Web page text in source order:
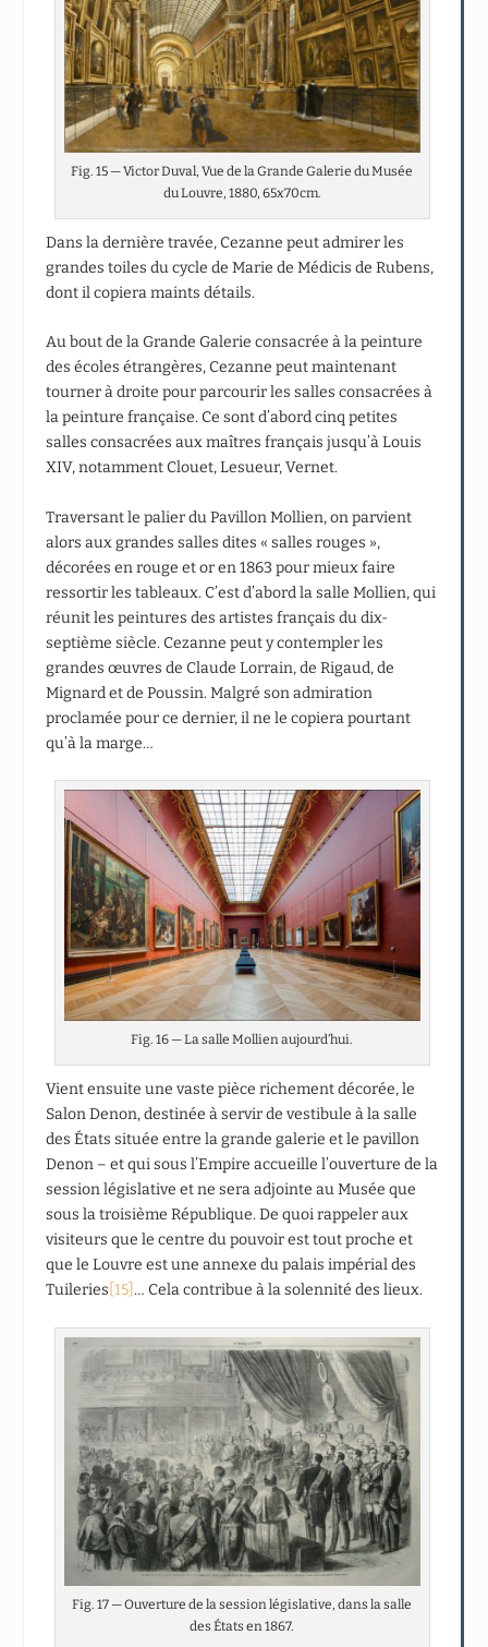
Fig. 15 — Victor Duval, Vue de la Grande Galerie du Musée
du Louvre, 1880, 65x70cm.
Dans la dernière travée, Cezanne peut admirer les
grandes toiles du cycle de Marie de Médicis de Rubens,
dont il copiera maints détails.
Au bout de la Grande Galerie consacrée à la peinture
des écoles étrangères, Cezanne peut maintenant
tourner à droite pour parcourir les salles consacrées à
la peinture française. Ce sont d’abord cinq petites
salles consacrées aux maîtres français jusqu’à Louis
XIV, notamment Clouet, Lesueur, Vernet.
Traversant le palier du Pavillon Mollien, on parvient
alors aux grandes salles dites « salles rouges »,
décorées en rouge et or en 1863 pour mieux faire
ressortir les tableaux. C’est d’abord la salle Mollien, qui
réunit les peintures des artistes français du dix-
septième siècle. Cezanne peut y contempler les
grandes œuvres de Claude Lorrain, de Rigaud, de
Mignard et de Poussin. Malgré son admiration
proclamée pour ce dernier, il ne le copiera pourtant
qu’à la marge…
Fig. 16 — La salle Mollien aujourd’hui.
Vient ensuite une vaste pièce richement décorée, le
Salon Denon, destinée à servir de vestibule à la salle
des États située entre la grande galerie et le pavillon
Denon – et qui sous l’Empire accueille l’ouverture de la
session législative et ne sera adjointe au Musée que
sous la troisième République. De quoi rappeler aux
visiteurs que le centre du pouvoir est tout proche et
que le Louvre est une annexe du palais impérial des
Tuileries [15]… Cela contribue à la solennité des lieux.
Fig. 17 — Ouverture de la session législative, dans la salle
des États en 1867.